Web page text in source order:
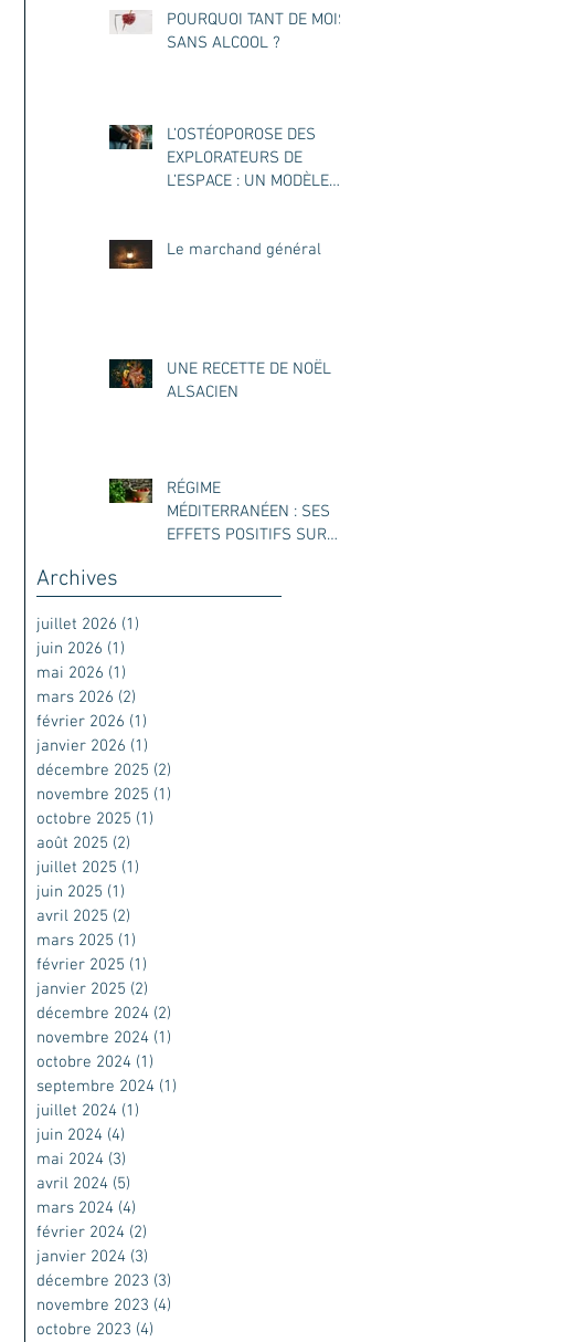
POURQUOI TANT DE MOIS
SANS ALCOOL ?
L’OSTÉOPOROSE DES
EXPLORATEURS DE
L’ESPACE : UN MODÈLE
Le marchand général
UNE RECETTE DE NOËL
ALSACIEN
RÉGIME
MÉDITERRANÉEN : SES
EFFETS POSITIFS SUR
Archives
juillet 2026 (1)
juin 2026 (1)
mai 2026 (1)
mars 2026 (2)
février 2026 (1)
janvier 2026 (1)
décembre 2025 (2)
novembre 2025 (1)
octobre 2025 (1)
août 2025 (2)
juillet 2025 (1)
juin 2025 (1)
avril 2025 (2)
mars 2025 (1)
février 2025 (1)
janvier 2025 (2)
décembre 2024 (2)
novembre 2024 (1)
octobre 2024 (1)
septembre 2024 (1)
juillet 2024 (1)
juin 2024 (4)
mai 2024 (3)
avril 2024 (5)
mars 2024 (4)
février 2024 (2)
janvier 2024 (3)
décembre 2023 (3)
novembre 2023 (4)
octobre 2023 (4)